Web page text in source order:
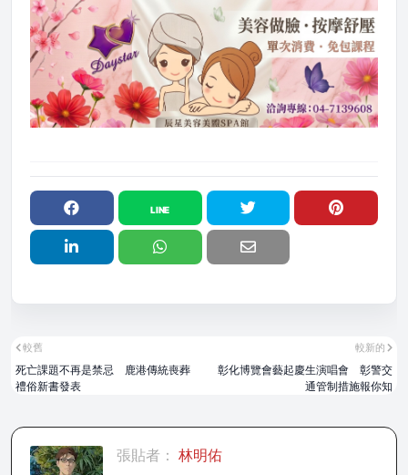
較新的
彰化博覽會藝起慶生演唱會 彰警交
通管制措施報你知
較舊
死亡課題不再是禁忌 鹿港傳統喪葬
禮俗新書發表
張貼者： 林明佑